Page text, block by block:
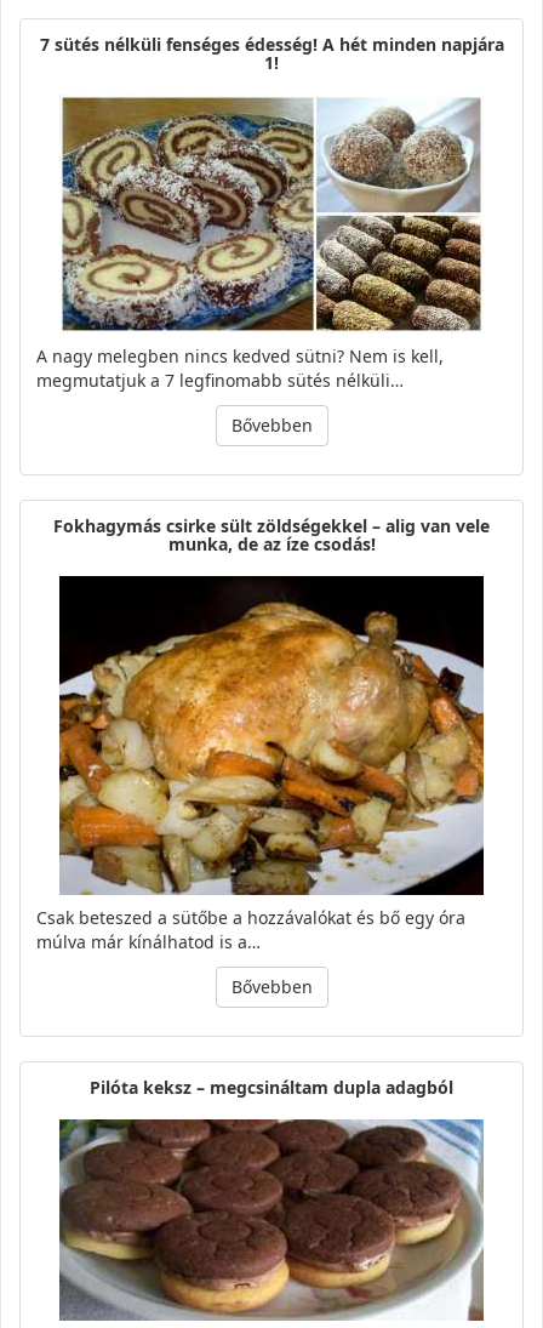
7 sütés nélküli fenséges édesség! A hét minden napjára
1!
A nagy melegben nincs kedved sütni? Nem is kell,
megmutatjuk a 7 legfinomabb sütés nélküli…
Bővebben
Fokhagymás csirke sült zöldségekkel – alig van vele
munka, de az íze csodás!
Csak beteszed a sütőbe a hozzávalókat és bő egy óra
múlva már kínálhatod is a…
Bővebben
Pilóta keksz – megcsináltam dupla adagból